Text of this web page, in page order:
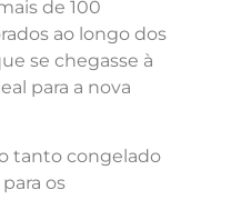
de 100
ao longo dos
se chegasse à
para a nova
tanto congelado
os